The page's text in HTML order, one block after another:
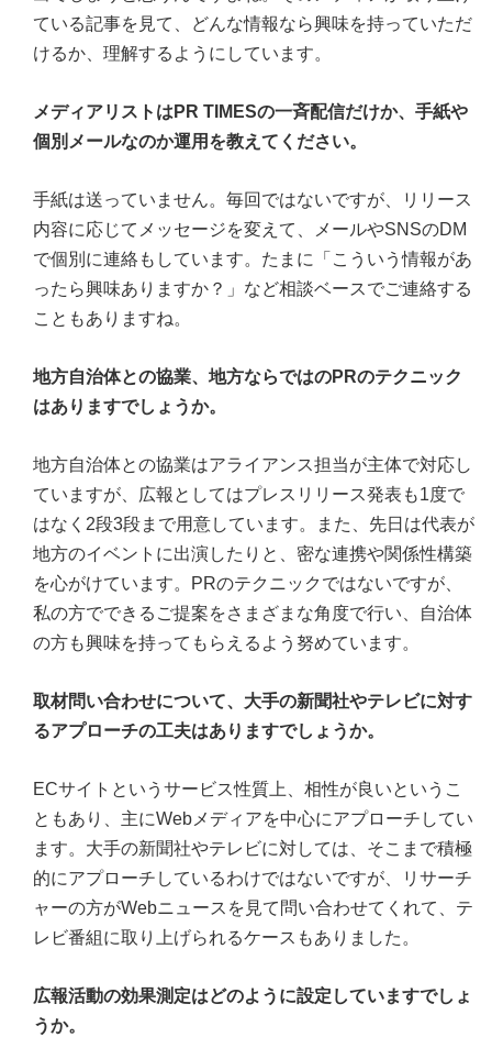
ている記事を見て、どんな情報なら興味を持っていただ
けるか、理解するようにしています。
メディアリストはPR TIMESの一斉配信だけか、手紙や
個別メールなのか運用を教えてください。
手紙は送っていません。毎回ではないですが、リリース
内容に応じてメッセージを変えて、メールやSNSのDM
で個別に連絡もしています。たまに「こういう情報があ
ったら興味ありますか？」など相談ベースでご連絡する
こともありますね。
地方自治体との協業、地方ならではのPRのテクニック
はありますでしょうか。
地方自治体との協業はアライアンス担当が主体で対応し
ていますが、広報としてはプレスリリース発表も1度で
はなく2段3段まで用意しています。また、先日は代表が
地方のイベントに出演したりと、密な連携や関係性構築
を心がけています。PRのテクニックではないですが、
私の方でできるご提案をさまざまな角度で行い、自治体
の方も興味を持ってもらえるよう努めています。
取材問い合わせについて、大手の新聞社やテレビに対す
るアプローチの工夫はありますでしょうか。
ECサイトというサービス性質上、相性が良いというこ
ともあり、主にWebメディアを中心にアプローチしてい
ます。大手の新聞社やテレビに対しては、そこまで積極
的にアプローチしているわけではないですが、リサーチ
ャーの方がWebニュースを見て問い合わせてくれて、テ
レビ番組に取り上げられるケースもありました。
広報活動の効果測定はどのように設定していますでしょ
うか。